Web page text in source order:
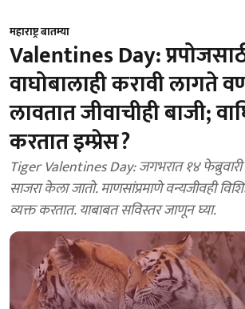
महाराष्ट्र बातम्या
Valentines Day:
वाघोबालाही करावी लागते
लावतात जीवाचीही बाजी;
करतात इम्प्रेस?
Tiger Valentines Day: जगभरात १४
साजरा केला जातो. माणसांप्रमाणे वन्यजीवही
व्यक्त करतात. याबाबत सविस्तर जाणून घ्या.